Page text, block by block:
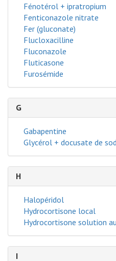
Fénotérol + ipratropium
Fenticonazole nitrate
Fer (gluconate)
Flucloxacilline
Fluconazole
Fluticasone
Furosémide
G
Gabapentine
Glycérol + docusate de
H
Halopéridol
Hydrocortisone local
Hydrocortisone solution
I